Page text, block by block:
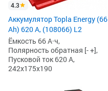
4.3
Аккумулятор Topla Energy (66
Ah) 620 А, (108066) L2
Ёмкость 66 А·ч,
Полярность обратная [- +],
Пусковой ток 620 А,
242x175x190